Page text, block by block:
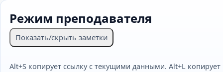
Режим преподавателя
Показать/скрыть заметки
Alt+S копирует ссылку с текущими данными. Alt+L копирует